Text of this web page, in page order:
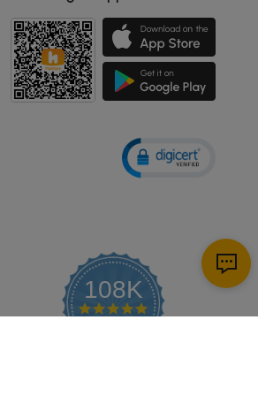
108K
4.9